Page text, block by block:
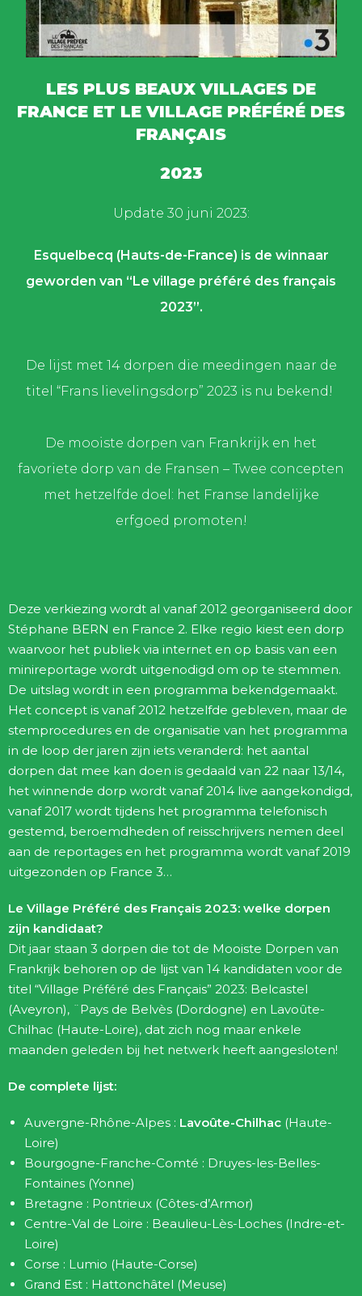
LES PLUS BEAUX VILLAGES DE
FRANCE ET LE VILLAGE PRÉFÉRÉ DES
FRANÇAIS
2023
Update 30 juni 2023:
Esquelbecq (Hauts-de-France) is de winnaar
geworden van “Le village préféré des français
2023”.
De lijst met 14 dorpen die meedingen naar de
titel “Frans lievelingsdorp” 2023 is nu bekend!
De mooiste dorpen van Frankrijk en het
favoriete dorp van de Fransen – Twee concepten
met hetzelfde doel: het Franse landelijke
erfgoed promoten!
Deze verkiezing wordt al vanaf 2012 georganiseerd door
Stéphane BERN en France 2. Elke regio kiest een dorp
waarvoor het publiek via internet en op basis van een
minireportage wordt uitgenodigd om op te stemmen.
De uitslag wordt in een programma bekendgemaakt.
Het concept is vanaf 2012 hetzelfde gebleven, maar de
stemprocedures en de organisatie van het programma
in de loop der jaren zijn iets veranderd: het aantal
dorpen dat mee kan doen is gedaald van 22 naar 13/14,
het winnende dorp wordt vanaf 2014 live aangekondigd,
vanaf 2017 wordt tijdens het programma telefonisch
gestemd, beroemdheden of reisschrijvers nemen deel
aan de reportages en het programma wordt vanaf 2019
uitgezonden op France 3…
Le Village Préféré des Français 2023: welke dorpen
zijn kandidaat?
Dit jaar staan 3 dorpen die tot de Mooiste Dorpen van
Frankrijk behoren op de lijst van 14 kandidaten voor de
titel “Village Préféré des Français” 2023: Belcastel
(Aveyron), ¨Pays de Belvès (Dordogne) en Lavoûte-
Chilhac (Haute-Loire), dat zich nog maar enkele
maanden geleden bij het netwerk heeft aangesloten!
De complete lijst:
Auvergne-Rhône-Alpes : Lavoûte-Chilhac (Haute-
Loire)
Bourgogne-Franche-Comté : Druyes-les-Belles-
Fontaines (Yonne)
Bretagne : Pontrieux (Côtes-d’Armor)
Centre-Val de Loire : Beaulieu-Lès-Loches (Indre-et-
Loire)
Corse : Lumio (Haute-Corse)
Grand Est : Hattonchâtel (Meuse)